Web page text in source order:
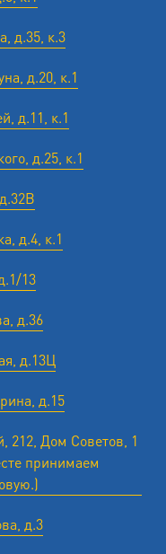
д.35, к.3
д.20, к.1
д.11, к.1
д.25, к.1
д.4, к.1
13
д.36
д.13Ц
д.15
212, Дом Советов, 1
принимаем
д.3